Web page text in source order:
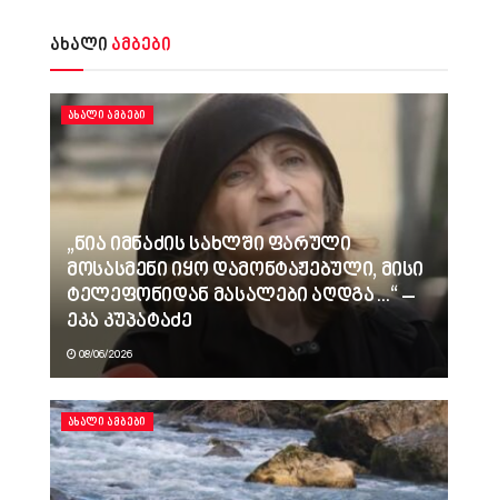
ახალი ამბები
ᲐᲮᲐᲚᲘ ᲐᲛᲑᲔᲑᲘ
„ნია იმნაძის სახლში ფარული
მოსასმენი იყო დამონტაჟებული, მისი
ტელეფონიდან მასალები აღდგა…“ –
ეკა კუპატაძე
08/06/2026
ᲐᲮᲐᲚᲘ ᲐᲛᲑᲔᲑᲘ